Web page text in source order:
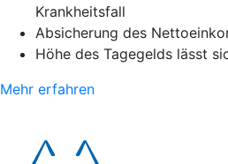
Krankheitsfall
Absicherung des
Höhe des Tagegelds lässt
Mehr erfahren